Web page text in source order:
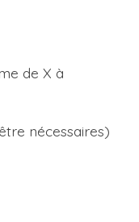
de X à
nécessaires)